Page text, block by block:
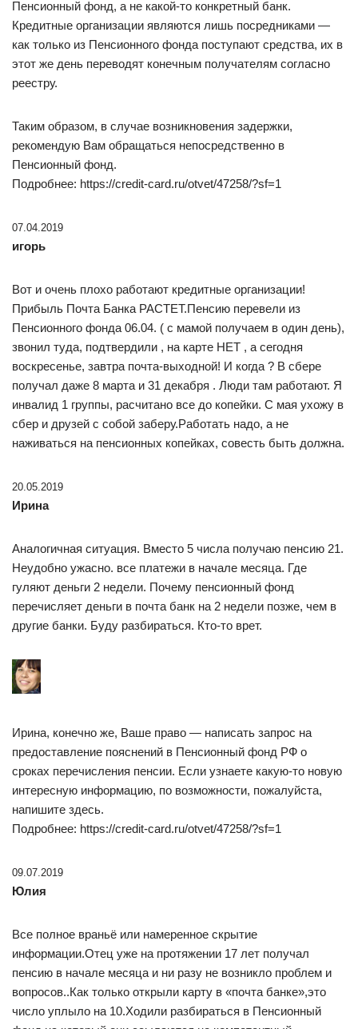
Пенсионный фонд, а не какой-то конкретный банк.
Кредитные организации являются лишь посредниками —
как только из Пенсионного фонда поступают средства, их в
этот же день переводят конечным получателям согласно
реестру.
Таким образом, в случае возникновения задержки,
рекомендую Вам обращаться непосредственно в
Пенсионный фонд.
Подробнее: https://credit-card.ru/otvet/47258/?sf=1
07.04.2019
игорь
Вот и очень плохо работают кредитные организации!
Прибыль Почта Банка РАСТЕТ.Пенсию перевели из
Пенсионного фонда 06.04. ( с мамой получаем в один день),
звонил туда, подтвердили , на карте НЕТ , а сегодня
воскресенье, завтра почта-выходной! И когда ? В сбере
получал даже 8 марта и 31 декабря . Люди там работают. Я
инвалид 1 группы, расчитано все до копейки. С мая ухожу в
сбер и друзей с собой заберу.Работать надо, а не
наживаться на пенсионных копейках, совесть быть должна.
20.05.2019
Ирина
Аналогичная ситуация. Вместо 5 числа получаю пенсию 21.
Неудобно ужасно. все платежи в начале месяца. Где
гуляют деньги 2 недели. Почему пенсионный фонд
перечисляет деньги в почта банк на 2 недели позже, чем в
другие банки. Буду разбираться. Кто-то врет.
Ирина, конечно же, Ваше право — написать запрос на
предоставление пояснений в Пенсионный фонд РФ о
сроках перечисления пенсии. Если узнаете какую-то новую
интересную информацию, по возможности, пожалуйста,
напишите здесь.
Подробнее: https://credit-card.ru/otvet/47258/?sf=1
09.07.2019
Юлия
Все полное враньё или намеренное скрытие
информации.Отец уже на протяжении 17 лет получал
пенсию в начале месяца и ни разу не возникло проблем и
вопросов..Как только открыли карту в «почта банке»,это
число уплыло на 10.Ходили разбираться в Пенсионный